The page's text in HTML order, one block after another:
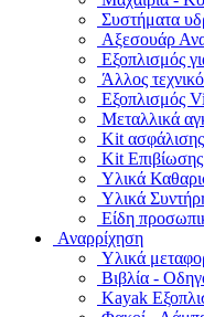
Συστήματα
Αξεσουάρ
Εξοπλισμός
Άλλος
Εξοπλισμός
Μεταλλικά
Kit
Kit Επιβίωσης
Υλικά
Υλικά
Είδη
Αναρρίχηση
Υλικά
Βιβλία -
Kayak